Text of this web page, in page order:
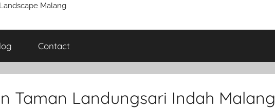
Malang
Contact
Taman Landungsari Indah Malang